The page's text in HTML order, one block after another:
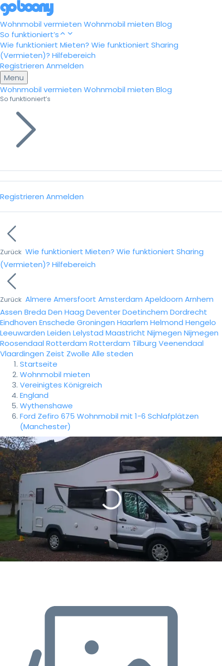
Wohnmobil vermieten Wohnmobil mieten Blog
So funktioniert’s
Wie funktioniert Mieten? Wie funktioniert Sharing
(Vermieten)? Hilfebereich
Registrieren Anmelden
Menu
Wohnmobil vermieten Wohnmobil mieten Blog
So funktioniert’s
Registrieren Anmelden
Zurück Wie funktioniert Mieten? Wie funktioniert Sharing
(Vermieten)? Hilfebereich
Zurück Almere Amersfoort Amsterdam Apeldoorn Arnhem
Assen Breda Den Haag DeventerDoetinchem Dordrecht
Eindhoven Enschede Groningen Haarlem Helmond Hengelo
Leeuwarden Leiden Lelystad Maastricht Nijmegen Nijmegen
Roosendaal Rotterdam Rotterdam Tilburg Veenendaal
Vlaardingen Zeist Zwolle Alle steden
Startseite
Wohnmobil mieten
Vereinigtes Königreich
England
Wythenshawe
Ford Zefiro 675 Wohnmobil mit 1-6 Schlafplätzen
(Manchester)